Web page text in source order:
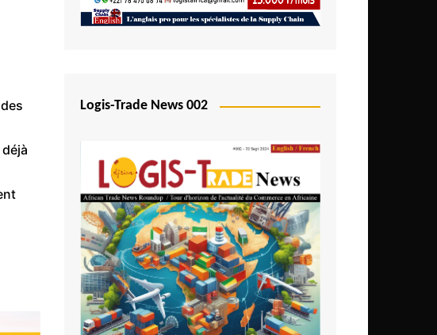
Logis-Trade News 002